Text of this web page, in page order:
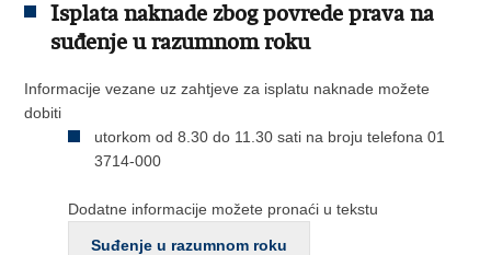
Isplata naknade zbog povrede prava na
suđenje u razumnom roku
Informacije vezane uz zahtjeve za isplatu naknade možete
dobiti
utorkom od 8.30 do 11.30 sati na broju telefona 01
3714-000
Dodatne informacije možete pronaći u tekstu
Suđenje u razumnom roku